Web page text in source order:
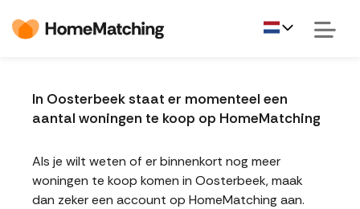
In Oosterbeek staat er momenteel een
aantal woningen te koop op HomeMatching
Als je wilt weten of er binnenkort nog meer
woningen te koop komen in Oosterbeek, maak
dan zeker een account op HomeMatching aan.